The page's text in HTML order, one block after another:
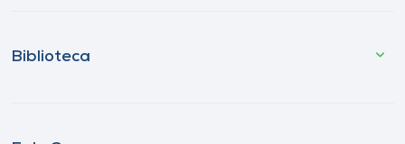
Biblioteca